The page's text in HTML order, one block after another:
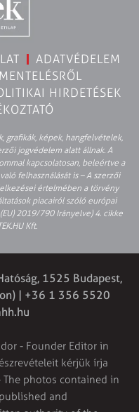
ADATVÉDELEM
HIRDETÉSEK
grafikák, képek, hangfelvételek,
jogvédelem alatt állnak. A
kapcsolatosan, beleértve a
felhasználását is – A szerzői
értelmében a törvény
piacairól szóló európai
2019/790 Irányelve) 4. cikke
Kft.
1525 Budapest,
| +36 1 356 5520
- Founder Editor in
kérjük írja
The photos contained in
and